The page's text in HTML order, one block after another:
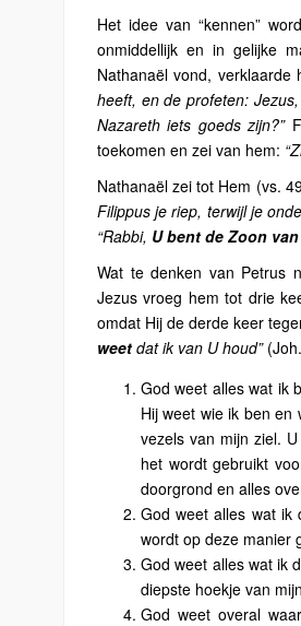
Het idee van “kennen”
onmiddellijk en in gelijke
Nathanaël vond, verklaarde
heeft, en de profeten:
Nazareth iets goeds zijn?”
toekomen en zei van hem:
Nathanaël zei tot Hem (vs.
Filippus je riep, terwijl je
“Rabbi, U bent de Zoon
Wat te denken van Petrus
Jezus vroeg hem tot drie
omdat Hij de derde keer
weet dat ik van U houd”
God weet alles wat ik
Hij weet wie ik ben
vezels van mijn ziel.
het wordt gebruikt
doorgrond en alles
God weet alles wat ik
wordt op deze manier
God weet alles wat ik
diepste hoekje van
God weet overal